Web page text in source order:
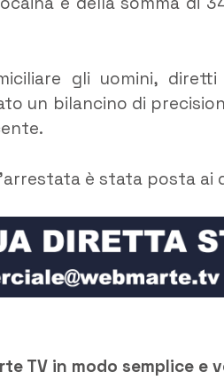
gli uomini,
un bilancino di
è stata posta ai
TV in modo semplice e